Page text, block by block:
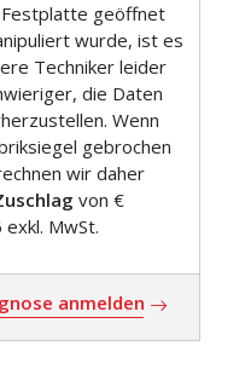
Festplatte geöffnet
wurde, ist es
Techniker leider
die Daten
Wenn
gebrochen
wir daher
von €
MwSt.
anmelden